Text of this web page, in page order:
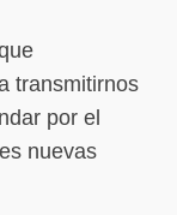
transmitirnos
por el
nuevas